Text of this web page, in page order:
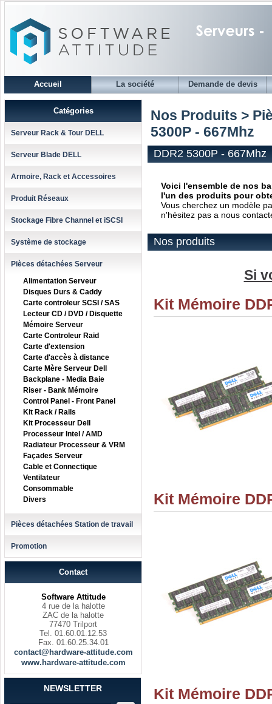
Accueil La société Demande de devis
Catégories
Serveur Rack & Tour DELL
Serveur Blade DELL
Armoire, Rack et Accessoires
Produit Réseaux
Stockage Fibre Channel et iSCSI
Système de stockage
Pièces détachées Serveur
Alimentation Serveur
Disques Durs & Caddy
Carte controleur SCSI / SAS
Lecteur CD / DVD / Disquette
Mémoire Serveur
Carte Controleur Raid
Carte d'extension
Carte d'accès à distance
Carte Mère Serveur Dell
Backplane - Media Baie
Riser - Bank Mémoire
Control Panel - Front Panel
Kit Rack / Rails
Kit Processeur Dell
Processeur Intel / AMD
Radiateur Processeur & VRM
Façades Serveur
Cable et Connectique
Ventilateur
Consommable
Divers
Pièces détachées Station de travail
Promotion
Contact
Software Attitude
4 rue de la halotte
ZAC de la halotte
77470 Trilport
Tel. 01.60.01.12.53
Fax. 01.60.25.34.01
contact@hardware-attitude.com
www.hardware-attitude.com
NEWSLETTER
Nos Produits >
5300P - 667Mhz
DDR2 5300P - 667Mhz
Voici l'ensemble de nos
l'un des produits pour
Vous cherchez un modèle
n'hésitez pas a nous
Nos produits
Si
Kit Mémoire
Kit Mémoire
Kit Mémoire